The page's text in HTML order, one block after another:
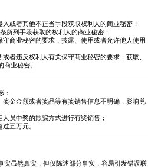
或者其他不正当手段获取权利人的商业秘密；
所列手段获取的权利人的商业秘密；
商业秘密的要求，披露、使用或者允许他人使用
者违反权利人有关保守商业秘密的要求，获取、
商业秘密。
：
金金额或者奖品等有奖销售信息不明确，影响兑
员中奖的欺骗方式进行有奖销售；
五万元。
实虽然真实，但仅陈述部分事实，容易引发错误联